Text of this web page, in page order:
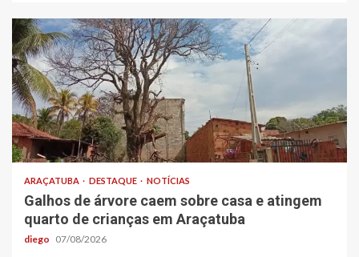
ARAÇATUBA DESTAQUE NOTÍCIAS
Galhos de árvore caem sobre casa e atingem
quarto de crianças em Araçatuba
diego 07/08/2026